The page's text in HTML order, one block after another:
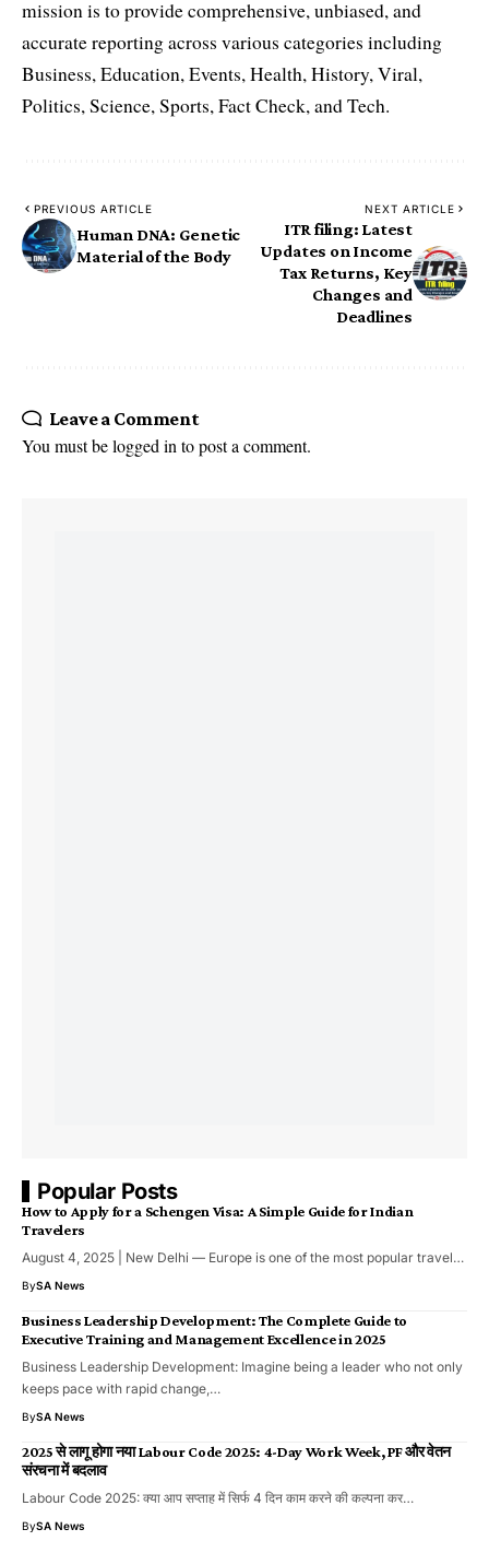
mission is to provide comprehensive, unbiased, and
accurate reporting across various categories including
Business, Education, Events, Health, History, Viral,
Politics, Science, Sports, Fact Check, and Tech.
PREVIOUS ARTICLE
Human DNA: Genetic
Material of the Body
NEXT ARTICLE
ITR filing: Latest
Updates on Income
Tax Returns, Key
Changes and
Deadlines
Leave a Comment
You must belogged into post a comment.
Popular Posts
How to Apply for a Schengen Visa: A Simple Guide for Indian
Travelers
August 4, 2025 | New Delhi — Europe is one of the most popular travel…
BySA News
Business Leadership Development: The Complete Guide to
Executive Training and Management Excellence in 2025
Business Leadership Development: Imagine being a leader who not only
keeps pace with rapid change,…
BySA News
2025 से लागू होगा नया Labour Code 2025: 4-Day Work Week, PF और वेतन
संरचना में बदलाव
Labour Code 2025: क्या आप सप्ताह में सिर्फ 4 दिन काम करने की कल्पना कर…
BySA News